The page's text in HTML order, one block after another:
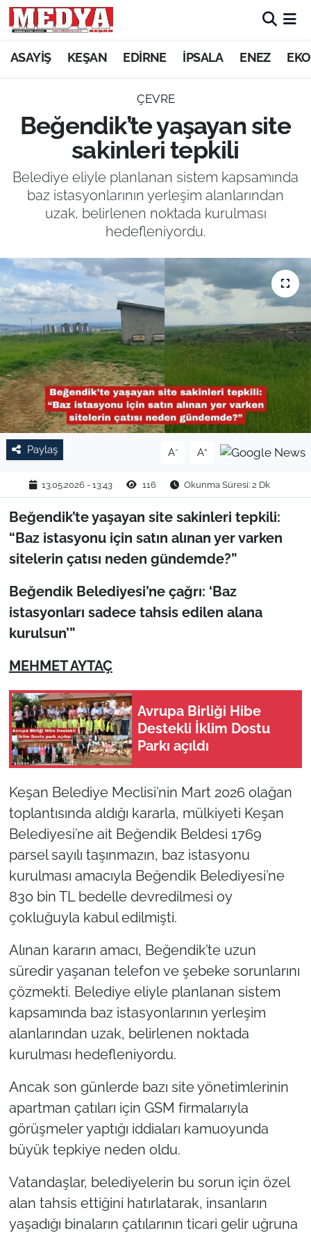
ASAYİŞ KEŞAN EDİRNE İPSALA ENEZ
ÇEVRE
Beğendik’te yaşayan site
sakinleri tepkili
Belediye eliyle planlanan sistem kapsamında
baz istasyonlarının yerleşim alanlarından
uzak, belirlenen noktada kurulması
hedefleniyordu.
Paylaş A- A+
13.05.2026 - 13:43 116 Okunma Süresi: 2 Dk
Beğendik’te yaşayan site sakinleri tepkili:
“Baz istasyonu için satın alınan yer varken
sitelerin çatısı neden gündemde?”
Beğendik Belediyesi’ne çağrı: ‘Baz
istasyonları sadece tahsis edilen alana
kurulsun’”
MEHMET AYTAÇ
Avrupa Birliği Hibe
Destekli İklim Dostu
Parkı açıldı
Keşan Belediye Meclisi’nin Mart 2026 olağan
toplantısında aldığı kararla, mülkiyeti Keşan
Belediyesi’ne ait Beğendik Beldesi 1769
parsel sayılı taşınmazın, baz istasyonu
kurulması amacıyla Beğendik Belediyesi’ne
830 bin TL bedelle devredilmesi oy
çokluğuyla kabul edilmişti.
Alınan kararın amacı, Beğendik’te uzun
süredir yaşanan telefon ve şebeke sorunlarını
çözmekti. Belediye eliyle planlanan sistem
kapsamında baz istasyonlarının yerleşim
alanlarından uzak, belirlenen noktada
kurulması hedefleniyordu.
Ancak son günlerde bazı site yönetimlerinin
apartman çatıları için GSM firmalarıyla
görüşmeler yaptığı iddiaları kamuoyunda
büyük tepkiye neden oldu.
Vatandaşlar, belediyelerin bu sorun için özel
alan tahsis ettiğini hatırlatarak, insanların
yaşadığı binaların çatılarının ticari gelir uğruna
KEŞAN
ASAYİŞ
SİYASET
GÜNDEM
SAĞLIK
EĞİTİM
TARIM VE HAYVANCILIK
KÜLTÜR SANAT
RESMİ İLAN
SPOR
YAŞAM
EDİRNE
TEKİRDAĞ
KIRKLARELİ
ÇANAKKALE
Bölge
Güvenlik
Genel
Politika
Flaş Haber
Dış Haberler
Magazin
Bilim Teknoloji
English News
Canlı Maç
Finans
Genel-A
Gündem-Eğitim